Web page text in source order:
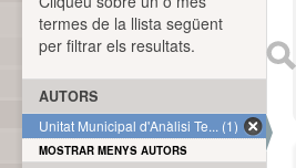
termes de la llista següent
per filtrar els resultats.
AUTORS
Unitat Municipal d'Anàlisi Te... (1)
MOSTRAR MENYS AUTORS